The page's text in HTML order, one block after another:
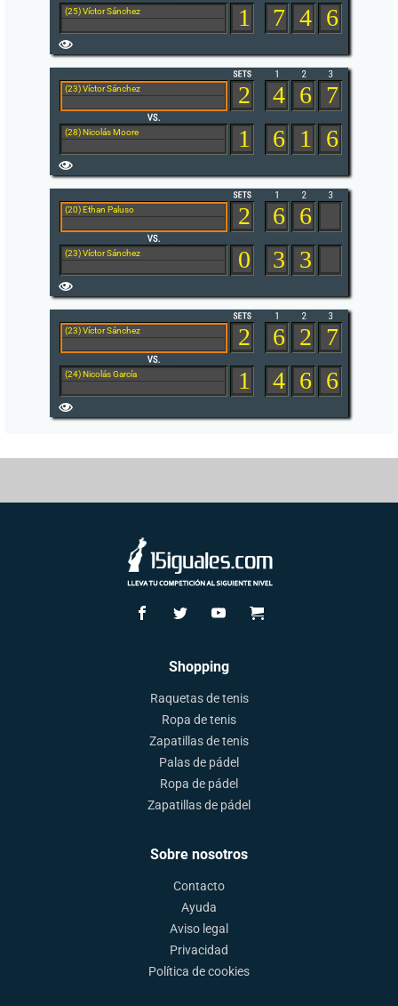
(25) Víctor Sánchez
1
7 4 6
(23) Víctor Sánchez
(28) Nicolás Moore
2
1
4 6 7
6 1 6
(20) Ethan Paluso
(23) Víctor Sánchez
2
0
6 6
3 3
(23) Víctor Sánchez
(24) Nicolás García
2
1
6 2 7
4 6 6
Shopping
Raquetas de tenis
Ropa de tenis
Zapatillas de tenis
Palas de pádel
Ropa de pádel
Zapatillas de pádel
Sobre nosotros
Contacto
Ayuda
Aviso legal
Privacidad
Política de cookies